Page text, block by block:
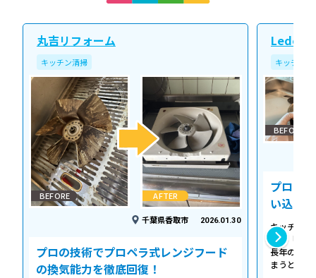
丸吉リフォーム
キッチン清掃
BEFORE AFTER
千葉県香取市 2026.01.30
プロの技術でプロペラ式レンジフード
の換気能力を徹底回復！
Ledope
キッチン清
BEFORE
プロの
い込み
キッチン
える「シ
長年の調
まうとご